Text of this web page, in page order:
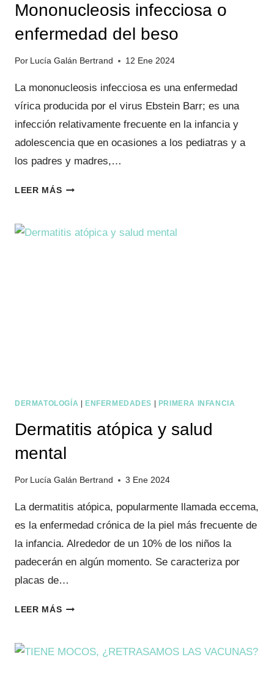
Mononucleosis infecciosa o
enfermedad del beso
Por Lucía Galán Bertrand 12 Ene 2024
La mononucleosis infecciosa es una enfermedad
vírica producida por el virus Ebstein Barr; es una
infección relativamente frecuente en la infancia y
adolescencia que en ocasiones a los pediatras y a
los padres y madres,…
LEER MÁSMONONUCLEOSIS
ENFERMEDAD
DERMATOLOGÍA | ENFERMEDADES | PRIMERA INFANCIA
Dermatitis atópica y salud
mental
Por Lucía Galán Bertrand 3 Ene 2024
La dermatitis atópica, popularmente llamada eccema,
es la enfermedad crónica de la piel más frecuente de
la infancia. Alrededor de un 10% de los niños la
padecerán en algún momento. Se caracteriza por
placas de…
LEER MÁSDERMATITIS
SALUD